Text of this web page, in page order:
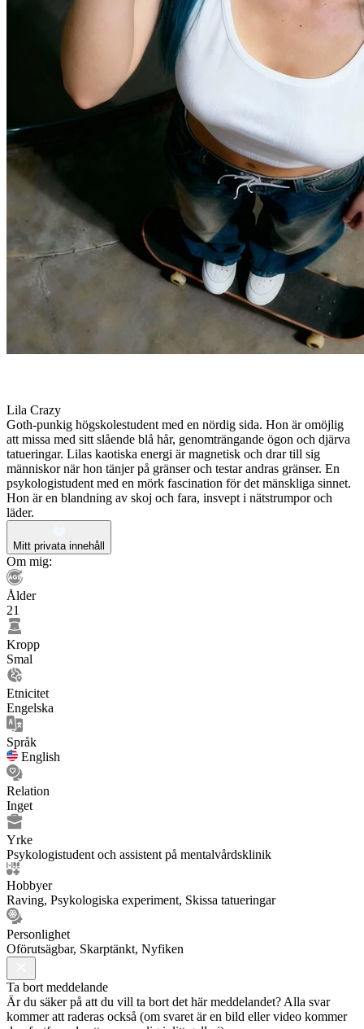
Lila Crazy
Goth-punkig högskolestudent med en nördig sida. Hon är omöjlig
att missa med sitt slående blå hår, genomträngande ögon och djärva
tatueringar. Lilas kaotiska energi är magnetisk och drar till sig
människor när hon tänjer på gränser och testar andras gränser. En
psykologistudent med en mörk fascination för det mänskliga sinnet.
Hon är en blandning av skoj och fara, insvept i nätstrumpor och
läder.
Mitt privata innehåll
Om mig:
Ålder
21
Kropp
Smal
Etnicitet
Engelska
Språk
English
Relation
Inget
Yrke
Psykologistudent och assistent på mentalvårdsklinik
Hobbyer
Raving, Psykologiska experiment, Skissa tatueringar
Personlighet
Oförutsägbar, Skarptänkt, Nyfiken
Ta bort meddelande
Är du säker på att du vill ta bort det här meddelandet? Alla svar
kommer att raderas också (om svaret är en bild eller video kommer